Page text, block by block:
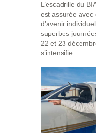
L’escadrille du
est assurée avec
d’avenir
superbes
22 et 23
s’intensifie.